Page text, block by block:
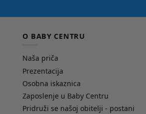
O BABY CENTRU
Naša priča
Prezentacija
Osobna iskaznica
Zaposlenje u Baby Centru
Pridruži se našoj obitelji - postani